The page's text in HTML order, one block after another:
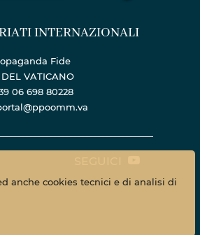
INTERNAZIONALI
Fide
VATICANO
06 698 80228
anche cookies tecnici e di analisi di